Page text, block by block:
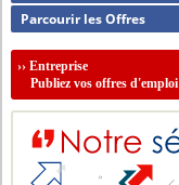
Parcourir les Offres
››Entreprise
Publiez vos offres d'emploi